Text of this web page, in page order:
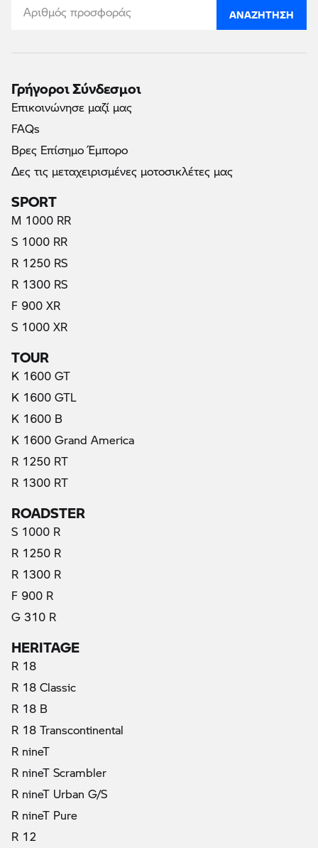
ΑΝΑΖΉΤΗΣΗ
Γρήγοροι Σύνδεσμοι
Επικοινώνησε μαζί μας
FAQs
Βρες Επίσημο Έμπορο
Δες τις μεταχειρισμένες μοτοσικλέτες μας
SPORT
M 1000 RR
S 1000 RR
R 1250 RS
R 1300 RS
F 900 XR
S 1000 XR
TOUR
K 1600 GT
K 1600 GTL
K 1600 B
K 1600 Grand America
R 1250 RT
R 1300 RT
ROADSTER
S 1000 R
R 1250 R
R 1300 R
F 900 R
G 310 R
HERITAGE
R 18
R 18 Classic
R 18 B
R 18 Transcontinental
R nineT
R nineT Scrambler
R nineT Urban G/S
R nineT Pure
R 12